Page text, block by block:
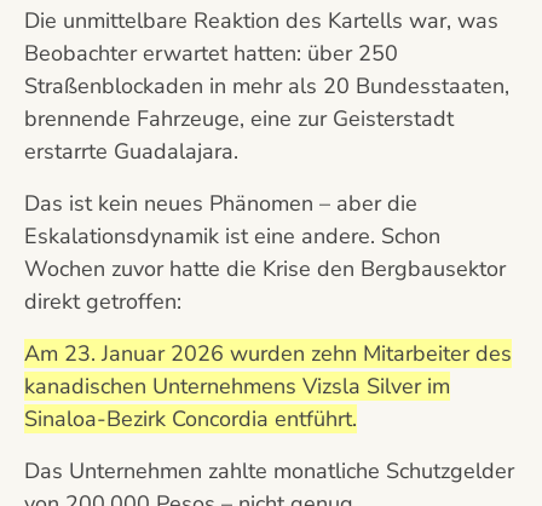
Die unmittelbare Reaktion des Kartells war, was
Beobachter erwartet hatten: über 250
Straßenblockaden in mehr als 20 Bundesstaaten,
brennende Fahrzeuge, eine zur Geisterstadt
erstarrte Guadalajara.
Das ist kein neues Phänomen – aber die
Eskalationsdynamik ist eine andere. Schon
Wochen zuvor hatte die Krise den Bergbausektor
direkt getroffen:
Am 23. Januar 2026 wurden zehn Mitarbeiter des
kanadischen Unternehmens Vizsla Silver im
Sinaloa-Bezirk Concordia entführt.
Das Unternehmen zahlte monatliche Schutzgelder